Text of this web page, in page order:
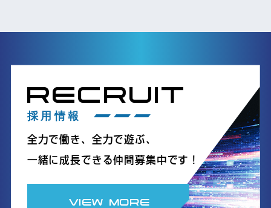
RECRUIT
採用情報
全力で働き、全力で遊ぶ、
一緒に成長できる仲間募集中です！
VIEW MORE